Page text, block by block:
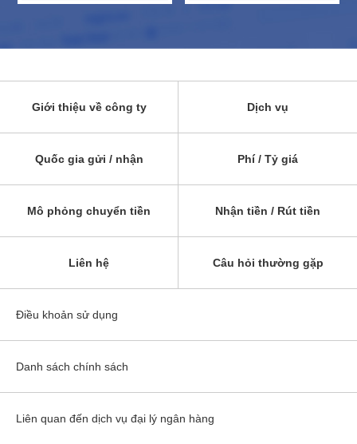
Giới thiệu về công ty Dịch vụ
Quốc gia gửi / nhận Phí / Tỷ giá
Mô phỏng chuyển tiền Nhận tiền / Rút tiền
Liên hệ Câu hỏi thường gặp
Điều khoản sử dụng
Danh sách chính sách
Liên quan đến dịch vụ đại lý ngân hàng